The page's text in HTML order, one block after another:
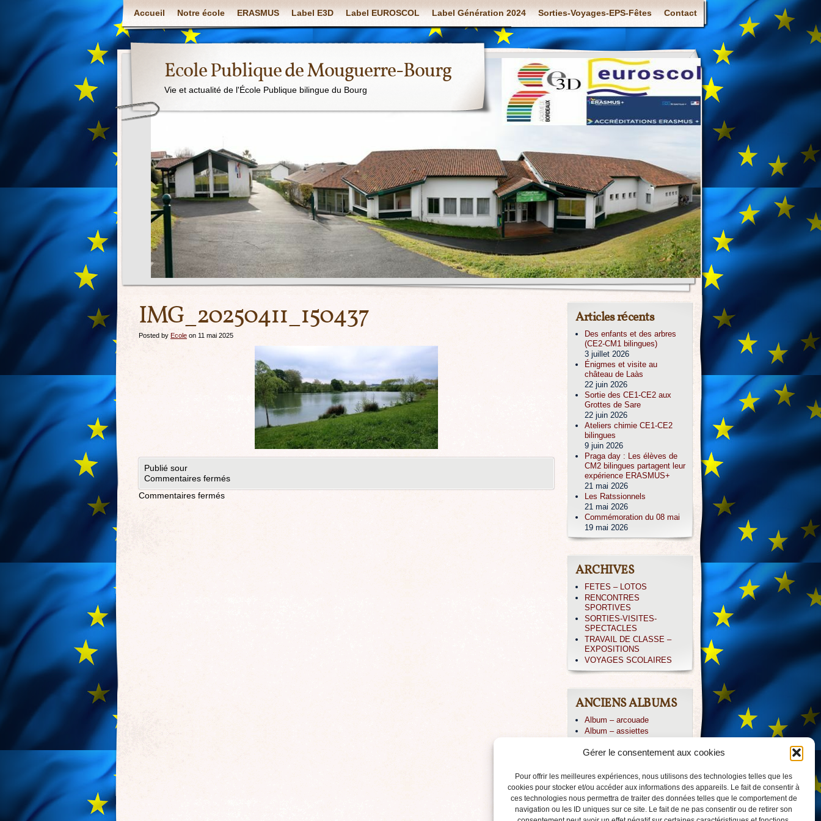
Gérer le consentement aux cookies
Pour offrir les meilleures expériences, nous utilisons des technologies telles que les
cookies pour stocker et/ou accéder aux informations des appareils. Le fait de consentir à
ces technologies nous permettra de traiter des données telles que le comportement de
navigation ou les ID uniques sur ce site. Le fait de ne pas consentir ou de retirer son
Accueil Notre école ERASMUS Label E3D Label EUROSCOL Label Génération 2024 Sorties-Voyages-EPS-Fêtes Contact
Ecole Publique de Mouguerre-Bourg
Vie et actualité de l'École Publique bilingue du Bourg
IMG_20250411_150437
Posted by Ecole on 11 mai 2025
Publié sour
Commentaires fermés
Commentaires fermés
Articles récents
Des enfants et des arbres
(CE2-CM1 bilingues)
3 juillet 2026
Énigmes et visite au
château de Laàs
22 juin 2026
Sortie des CE1-CE2 aux
Grottes de Sare
22 juin 2026
Ateliers chimie CE1-CE2
bilingues
9 juin 2026
Praga day : Les élèves de
CM2 bilingues partagent leur
expérience ERASMUS+
21 mai 2026
Les Ratssionnels
21 mai 2026
Commémoration du 08 mai
19 mai 2026
ARCHIVES
FETES – LOTOS
RENCONTRES
SPORTIVES
SORTIES-VISITES-
SPECTACLES
TRAVAIL DE CLASSE –
EXPOSITIONS
VOYAGES SCOLAIRES
ANCIENS ALBUMS
Album – arcouade
Album – assiettes
Album – CP IRISSARY
Album – Icare
Album – irissarry
Album – jpierre
Album – PAYOLLE 04/013
Album – voile-CM2